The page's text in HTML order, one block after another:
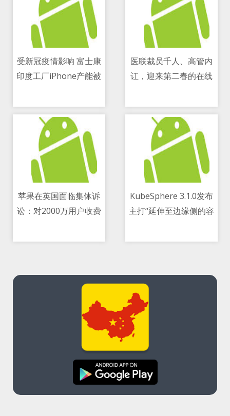
受新冠疫情影响 富士康
印度工厂iPhone产能被
医联裁员千人、高管内
讧，迎来第二春的在线
苹果在英国面临集体诉
讼：对2000万用户收费
KubeSphere 3.1.0发布
主打“延伸至边缘侧的容